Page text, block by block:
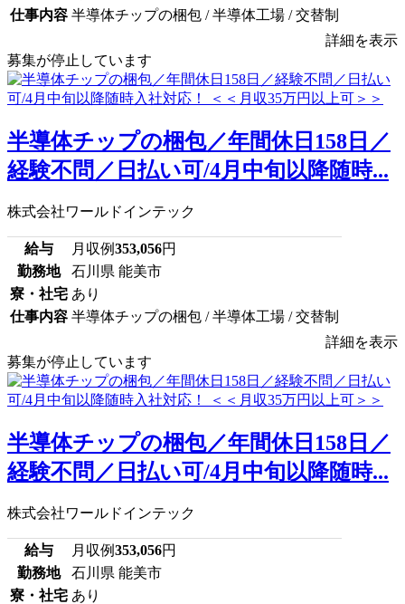
仕事内容 半導体チップの梱包 / 半導体工場 / 交替制
詳細を表示
募集が停止しています
半導体チップの梱包／年間休日158日／
経験不問／日払い可/4月中旬以降随時...
株式会社ワールドインテック
給与 月収例353,056円
勤務地
石川県 能美市
寮・社宅 あり
仕事内容 半導体チップの梱包 / 半導体工場 / 交替制
詳細を表示
募集が停止しています
半導体チップの梱包／年間休日158日／
経験不問／日払い可/4月中旬以降随時...
株式会社ワールドインテック
給与 月収例353,056円
勤務地
石川県 能美市
寮・社宅 あり